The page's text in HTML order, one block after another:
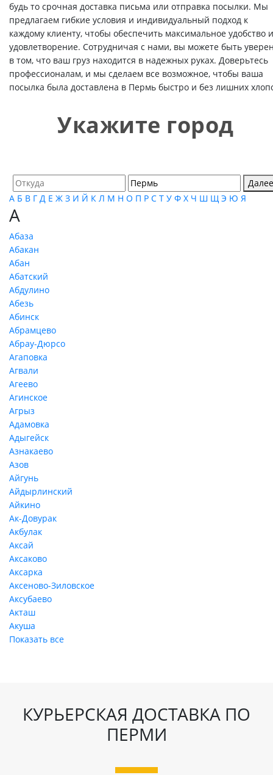
будь то срочная доставка письма или отправка посылки. Мы
предлагаем гибкие условия и индивидуальный подход к
каждому клиенту, чтобы обеспечить максимальное удобство и
удовлетворение. Сотрудничая с нами, вы можете быть
в том, что ваш груз находится в надежных руках. Доверьтесь
профессионалам, и мы сделаем все возможное, чтобы ваша
посылка была доставлена в Пермь быстро и без лишних
Укажите город
Далее
А Б В Г Д Е Ж З И Й К Л М Н О П Р С Т У Ф Х Ч Ш Щ Э Ю Я
А
Абаза
Абакан
Абан
Абатский
Абдулино
Абезь
Абинск
Абрамцево
Абрау-Дюрсо
Агаповка
Агвали
Агеево
Агинское
Агрыз
Адамовка
Адыгейск
Азнакаево
Азов
Айгунь
Айдырлинский
Айкино
Ак-Довурак
Акбулак
Аксай
Аксаково
Аксарка
Аксеново-Зиловское
Аксубаево
Акташ
Акуша
Показать все
КУРЬЕРСКАЯ ДОСТАВКА ПО
ПЕРМИ